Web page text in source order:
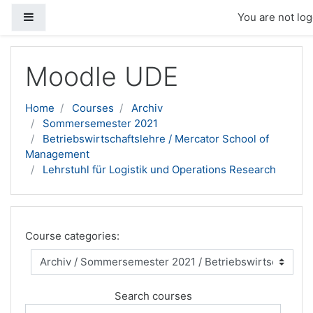
You are not
Moodle UDE
Home Courses
Archiv
Sommersemester 2021
Betriebswirtschaftslehre / Mercator School of
Management
Lehrstuhl für Logistik und Operations Research
Course categories:
Search courses